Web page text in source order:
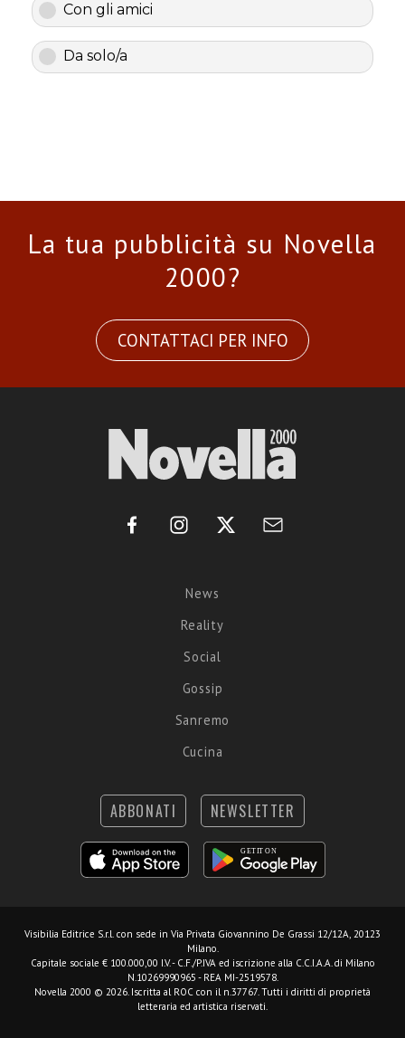
Con gli amici
Da solo/a
La tua pubblicità su Novella
2000?
CONTATTACI PER INFO
News
Reality
Social
Gossip
Sanremo
Cucina
ABBONATI NEWSLETTER
Visibilia Editrice S.r.l. con sede in Via Privata Giovannino De Grassi 12/12A, 20123
Milano.
Capitale sociale € 100.000,00 I.V. - C.F./P.IVA ed iscrizione alla C.C.I.A.A. di Milano
N.10269990965 - REA MI-2519578.
Novella 2000 © 2026. Iscritta al ROC con il n.37767. Tutti i diritti di proprietà
letteraria ed artistica riservati.